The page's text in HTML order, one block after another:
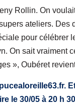
Rollin. On
ateliers. Des
pour célébrer
On sait vraiment
», Oubéret
le 30/05 à 20 h